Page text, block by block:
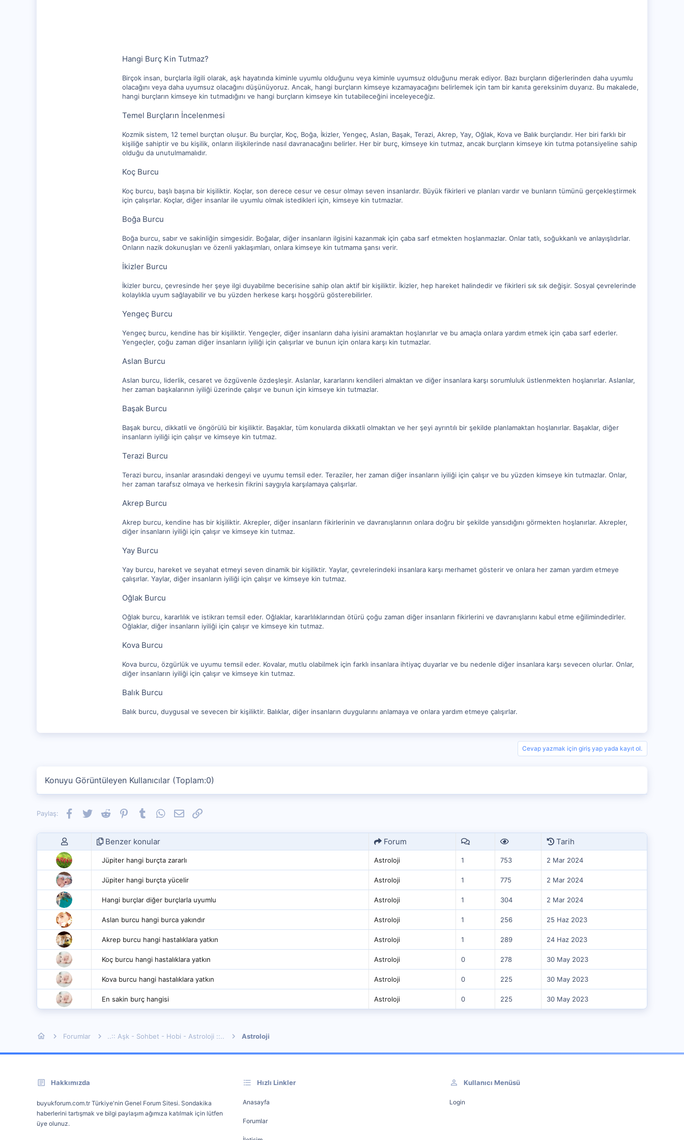
Hangi Burç Kin Tutmaz?
Birçok insan, burçlarla ilgili olarak, aşk hayatında kiminle uyumlu olduğunu veya kiminle uyumsuz olduğunu merak ediyor. Bazı burçların diğerlerinden daha uyumlu
olacağını veya daha uyumsuz olacağını düşünüyoruz. Ancak, hangi burçların kimseye kızamayacağını belirlemek için tam bir kanıta gereksinim duyarız. Bu makalede,
hangi burçların kimseye kin tutmadığını ve hangi burçların kimseye kin tutabileceğini inceleyeceğiz.
Temel Burçların İncelenmesi
Kozmik sistem, 12 temel burçtan oluşur. Bu burçlar, Koç, Boğa, İkizler, Yengeç, Aslan, Başak, Terazi, Akrep, Yay, Oğlak, Kova ve Balık burçlarıdır. Her biri farklı bir
kişiliğe sahiptir ve bu kişilik, onların ilişkilerinde nasıl davranacağını belirler. Her bir burç, kimseye kin tutmaz, ancak burçların kimseye kin tutma potansiyeline sahip
olduğu da unutulmamalıdır.
Koç Burcu
Koç burcu, başlı başına bir kişiliktir. Koçlar, son derece cesur ve cesur olmayı seven insanlardır. Büyük fikirleri ve planları vardır ve bunların tümünü gerçekleştirmek
için çalışırlar. Koçlar, diğer insanlar ile uyumlu olmak istedikleri için, kimseye kin tutmazlar.
Boğa Burcu
Boğa burcu, sabır ve sakinliğin simgesidir. Boğalar, diğer insanların ilgisini kazanmak için çaba sarf etmekten hoşlanmazlar. Onlar tatlı, soğukkanlı ve anlayışlıdırlar.
Onların nazik dokunuşları ve özenli yaklaşımları, onlara kimseye kin tutmama şansı verir.
İkizler Burcu
İkizler burcu, çevresinde her şeye ilgi duyabilme becerisine sahip olan aktif bir kişiliktir. İkizler, hep hareket halindedir ve fikirleri sık sık değişir. Sosyal çevrelerinde
kolaylıkla uyum sağlayabilir ve bu yüzden herkese karşı hoşgörü gösterebilirler.
Yengeç Burcu
Yengeç burcu, kendine has bir kişiliktir. Yengeçler, diğer insanların daha iyisini aramaktan hoşlanırlar ve bu amaçla onlara yardım etmek için çaba sarf ederler.
Yengeçler, çoğu zaman diğer insanların iyiliği için çalışırlar ve bunun için onlara karşı kin tutmazlar.
Aslan Burcu
Aslan burcu, liderlik, cesaret ve özgüvenle özdeşleşir. Aslanlar, kararlarını kendileri almaktan ve diğer insanlara karşı sorumluluk üstlenmekten hoşlanırlar. Aslanlar,
her zaman başkalarının iyiliği üzerinde çalışır ve bunun için kimseye kin tutmazlar.
Başak Burcu
Başak burcu, dikkatli ve öngörülü bir kişiliktir. Başaklar, tüm konularda dikkatli olmaktan ve her şeyi ayrıntılı bir şekilde planlamaktan hoşlanırlar. Başaklar, diğer
insanların iyiliği için çalışır ve kimseye kin tutmaz.
Terazi Burcu
Terazi burcu, insanlar arasındaki dengeyi ve uyumu temsil eder. Teraziler, her zaman diğer insanların iyiliği için çalışır ve bu yüzden kimseye kin tutmazlar. Onlar,
her zaman tarafsız olmaya ve herkesin fikrini saygıyla karşılamaya çalışırlar.
Akrep Burcu
Akrep burcu, kendine has bir kişiliktir. Akrepler, diğer insanların fikirlerinin ve davranışlarının onlara doğru bir şekilde yansıdığını görmekten hoşlanırlar. Akrepler,
diğer insanların iyiliği için çalışır ve kimseye kin tutmaz.
Yay Burcu
Yay burcu, hareket ve seyahat etmeyi seven dinamik bir kişiliktir. Yaylar, çevrelerindeki insanlara karşı merhamet gösterir ve onlara her zaman yardım etmeye
çalışırlar. Yaylar, diğer insanların iyiliği için çalışır ve kimseye kin tutmaz.
Oğlak Burcu
Oğlak burcu, kararlılık ve istikrarı temsil eder. Oğlaklar, kararlılıklarından ötürü çoğu zaman diğer insanların fikirlerini ve davranışlarını kabul etme eğilimindedirler.
Oğlaklar, diğer insanların iyiliği için çalışır ve kimseye kin tutmaz.
Kova Burcu
Kova burcu, özgürlük ve uyumu temsil eder. Kovalar, mutlu olabilmek için farklı insanlara ihtiyaç duyarlar ve bu nedenle diğer insanlara karşı sevecen olurlar. Onlar,
diğer insanların iyiliği için çalışır ve kimseye kin tutmaz.
Balık Burcu
Balık burcu, duygusal ve sevecen bir kişiliktir. Balıklar, diğer insanların duygularını anlamaya ve onlara yardım etmeye çalışırlar.
Cevap yazmak için giriş yap yada kayıt ol.
Konuyu Görüntüleyen Kullanıcılar (Toplam:0)
Paylaş: Facebook
TwitterReddit PinterestTumblrWhatsApp
E-postaLink
Benzer konular Forum Tarih
Jüpiter hangi burçta zararlı Astroloji 1 753 2 Mar 2024
Jüpiter hangi burçta yücelir Astroloji 1 775 2 Mar 2024
Hangi burçlar diğer burçlarla uyumlu Astroloji 1 304 2 Mar 2024
Aslan burcu hangi burca yakındır Astroloji 1 256 25 Haz 2023
Akrep burcu hangi hastalıklara yatkın Astroloji 1 289 24 Haz 2023
Koç burcu hangi hastalıklara yatkın Astroloji 0 278 30 May 2023
Kova burcu hangi hastalıklara yatkın Astroloji 0 225 30 May 2023
En sakin burç hangisi Astroloji 0 225 30 May 2023
Forumlar ..:: Aşk - Sohbet - Hobi - Astroloji ::.. Astroloji
Hakkımızda
buyukforum.com.tr Türkiye'nin Genel Forum Sitesi. Sondakika
haberlerini tartışmak ve bilgi paylaşım ağımıza katılmak için lütfen
üye olunuz.
Hızlı Linkler
Anasayfa
Forumlar
Kullanıcı Menüsü
Login